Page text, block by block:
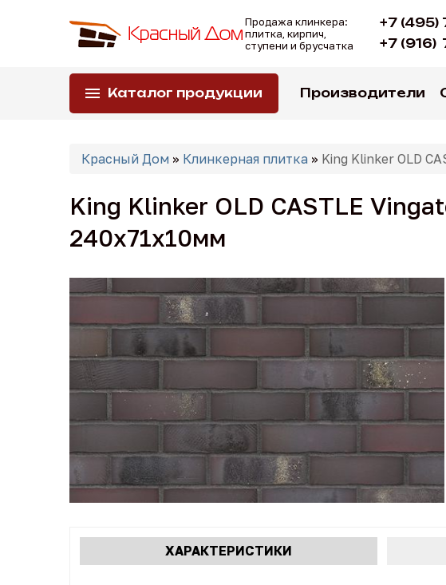
Продажа клинкера:
плитка, кирпич,
ступени и брусчатка
+7 (495)
+7 (916)
Каталог продукции Производители
Вы
Красный Дом » Клинкерная плитка » King Klinker OLD
King Klinker OLD CASTLE
240x71x10мм
Характеристики
табы
ХАРАКТЕРИСТИКИ